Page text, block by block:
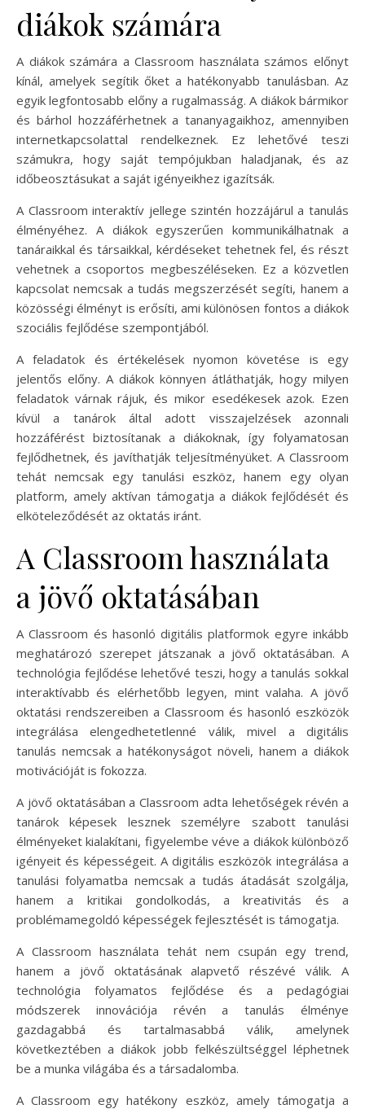
diákok számára
A diákok számára a Classroom használata számos előnyt
kínál, amelyek segítik őket a hatékonyabb tanulásban. Az
egyik legfontosabb előny a rugalmasság. A diákok bármikor
és bárhol hozzáférhetnek a tananyagaikhoz, amennyiben
internetkapcsolattal rendelkeznek. Ez lehetővé teszi
számukra, hogy saját tempójukban haladjanak, és az
időbeosztásukat a saját igényeikhez igazítsák.
A Classroom interaktív jellege szintén hozzájárul a tanulás
élményéhez. A diákok egyszerűen kommunikálhatnak a
tanáraikkal és társaikkal, kérdéseket tehetnek fel, és részt
vehetnek a csoportos megbeszéléseken. Ez a közvetlen
kapcsolat nemcsak a tudás megszerzését segíti, hanem a
közösségi élményt is erősíti, ami különösen fontos a diákok
szociális fejlődése szempontjából.
A feladatok és értékelések nyomon követése is egy
jelentős előny. A diákok könnyen átláthatják, hogy milyen
feladatok várnak rájuk, és mikor esedékesek azok. Ezen
kívül a tanárok által adott visszajelzések azonnali
hozzáférést biztosítanak a diákoknak, így folyamatosan
fejlődhetnek, és javíthatják teljesítményüket. A Classroom
tehát nemcsak egy tanulási eszköz, hanem egy olyan
platform, amely aktívan támogatja a diákok fejlődését és
elköteleződését az oktatás iránt.
A Classroom használata
a jövő oktatásában
A Classroom és hasonló digitális platformok egyre inkább
meghatározó szerepet játszanak a jövő oktatásában. A
technológia fejlődése lehetővé teszi, hogy a tanulás sokkal
interaktívabb és elérhetőbb legyen, mint valaha. A jövő
oktatási rendszereiben a Classroom és hasonló eszközök
integrálása elengedhetetlenné válik, mivel a digitális
tanulás nemcsak a hatékonyságot növeli, hanem a diákok
motivációját is fokozza.
A jövő oktatásában a Classroom adta lehetőségek révén a
tanárok képesek lesznek személyre szabott tanulási
élményeket kialakítani, figyelembe véve a diákok különböző
igényeit és képességeit. A digitális eszközök integrálása a
tanulási folyamatba nemcsak a tudás átadását szolgálja,
hanem a kritikai gondolkodás, a kreativitás és a
problémamegoldó képességek fejlesztését is támogatja.
A Classroom használata tehát nem csupán egy trend,
hanem a jövő oktatásának alapvető részévé válik. A
technológia folyamatos fejlődése és a pedagógiai
módszerek innovációja révén a tanulás élménye
gazdagabbá és tartalmasabbá válik, amelynek
következtében a diákok jobb felkészültséggel léphetnek
be a munka világába és a társadalomba.
A Classroom egy hatékony eszköz, amely támogatja a